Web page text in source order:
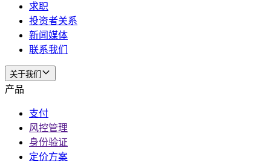
求职
投资者关系
新闻媒体
联系我们
关于我们
产品
支付
风控管理
身份验证
定价方案